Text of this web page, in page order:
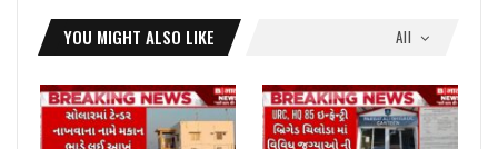
All
YOU MIGHT ALSO LIKE